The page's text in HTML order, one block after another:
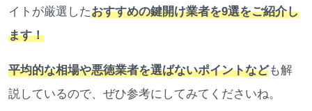
イトが厳選したおすすめの鍵開け業者を9選をご紹介し
ます！
平均的な相場や悪徳業者を選ばないポイントなども解
説しているので、ぜひ参考にしてみてくださいね。